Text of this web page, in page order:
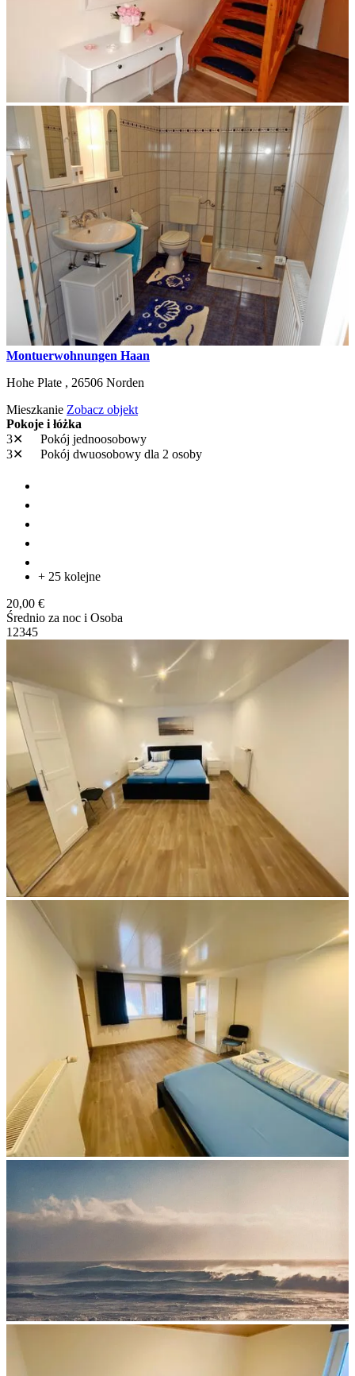
Montuerwohnungen Haan
Hohe Plate , 26506 Norden
Mieszkanie Zobacz objekt
Pokoje i łóżka
3✕
Pokój jednoosobowy
3✕
Pokój dwuosobowy dla 2 osoby
+ 25 kolejne
20,00 €
Średnio za noc i Osoba
1 2345